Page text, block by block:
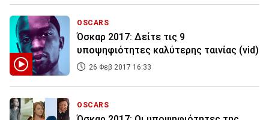
OSCARS
Όσκαρ 2017: Δείτε τις 9
υποψηφιότητες καλύτερης ταινίας (vid)
26 Φεβ 2017 16:33
OSCARS